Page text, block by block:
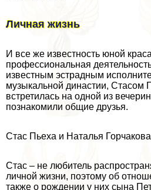
Личная жизнь
И все же известность юной
профессиональная
известным эстрадным
музыкальной династии, Стасом
встретилась на одной из
познакомили общие друзья.
Стас Пьеха и Наталья Горчакова
Стас – не любитель
личной жизни, поэтому об
также о рождении у них сына